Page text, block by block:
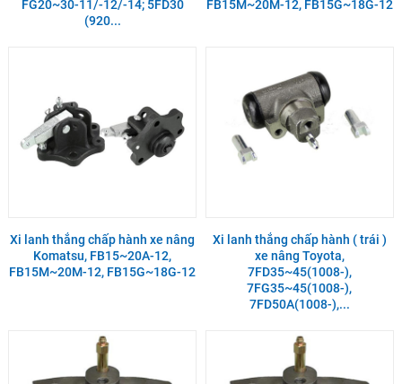
FG20~30-11/-12/-14; 5FD30
(920...
FB15M~20M-12, FB15G~18G-12
Xi lanh thắng chấp hành xe nâng
Komatsu, FB15~20A-12,
FB15M~20M-12, FB15G~18G-12
Xi lanh thắng chấp hành ( trái )
xe nâng Toyota,
7FD35~45(1008-),
7FG35~45(1008-),
7FD50A(1008-),...